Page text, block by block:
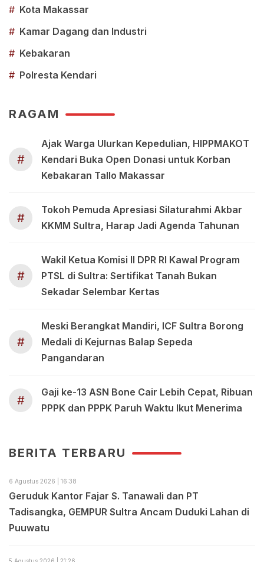
# Kota Makassar
# Kamar Dagang dan Industri
# Kebakaran
# Polresta Kendari
RAGAM
#
Ajak Warga Ulurkan Kepedulian, HIPPMAKOT
Kendari Buka Open Donasi untuk Korban
Kebakaran Tallo Makassar
#
Tokoh Pemuda Apresiasi Silaturahmi Akbar
KKMM Sultra, Harap Jadi Agenda Tahunan
#
Wakil Ketua Komisi II DPR RI Kawal Program
PTSL di Sultra: Sertifikat Tanah Bukan
Sekadar Selembar Kertas
#
Meski Berangkat Mandiri, ICF Sultra Borong
Medali di Kejurnas Balap Sepeda
Pangandaran
#
Gaji ke-13 ASN Bone Cair Lebih Cepat, Ribuan
PPPK dan PPPK Paruh Waktu Ikut Menerima
BERITA TERBARU
6 Agustus 2026 | 16:38
Geruduk Kantor Fajar S. Tanawali dan PT
Tadisangka, GEMPUR Sultra Ancam Duduki Lahan di
Puuwatu
5 Agustus 2026 | 21:26